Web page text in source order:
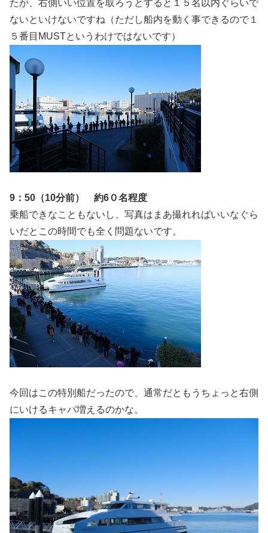
たが、右側いい位置を取ろうとすると１５名以内ぐらいで
ないといけないですね（ただし船内を動く事できるので１
５番目MUSTというわけではないです）
9：50（10分前） 約6０名程度
乗船できなこともないし、写真はまあ撮れればいいなぐら
いだとこの時間でも全く問題ないです。
今回はこの特別船だったので、通常だともうちょっと右側
にいけるキャパ増えるのかな。